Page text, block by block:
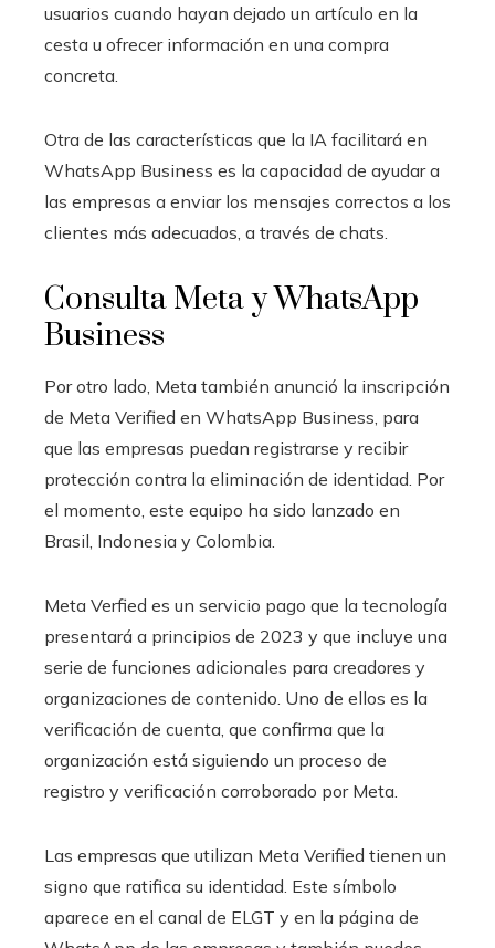
usuarios cuando hayan dejado un artículo en la
cesta u ofrecer información en una compra
concreta.
Otra de las características que la IA facilitará en
WhatsApp Business es la capacidad de ayudar a
las empresas a enviar los mensajes correctos a los
clientes más adecuados, a través de chats.
Consulta Meta y WhatsApp
Business
Por otro lado, Meta también anunció la inscripción
de Meta Verified en WhatsApp Business, para
que las empresas puedan registrarse y recibir
protección contra la eliminación de identidad. Por
el momento, este equipo ha sido lanzado en
Brasil, Indonesia y Colombia.
Meta Verfied es un servicio pago que la tecnología
presentará a principios de 2023 y que incluye una
serie de funciones adicionales para creadores y
organizaciones de contenido. Uno de ellos es la
verificación de cuenta, que confirma que la
organización está siguiendo un proceso de
registro y verificación corroborado por Meta.
Las empresas que utilizan Meta Verified tienen un
signo que ratifica su identidad. Este símbolo
aparece en el canal de ELGT y en la página de